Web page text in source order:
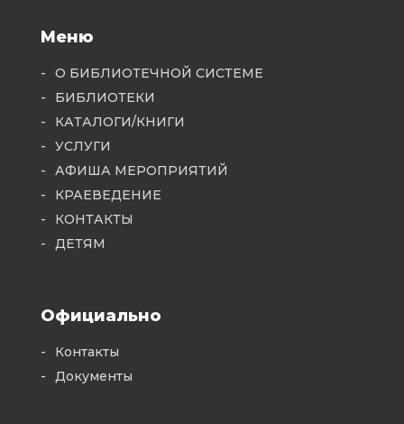
Меню
О БИБЛИОТЕЧНОЙ СИСТЕМЕ
БИБЛИОТЕКИ
КАТАЛОГИ/КНИГИ
УСЛУГИ
АФИША МЕРОПРИЯТИЙ
КРАЕВЕДЕНИЕ
КОНТАКТЫ
ДЕТЯМ
Официально
Контакты
Документы